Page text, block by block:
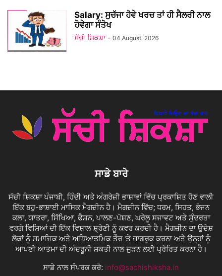
Salary: ਸੁਚੱਜਾ ਹੋਵੇ ਖਰਚ ਤਾਂ ਹੀ ਸੈਲਰੀ ਨਾਲ
ਹੋਵੇਗਾ ਸੰਤੋਖ
ਸੱਚੀ ਸ਼ਿਕਸ਼ਾ - 04 August, 2026
ਸਾਡੇ ਬਾਰੇ
ਸੱਚੀ ਸ਼ਿਕਸ਼ਾ ਪੰਜਾਬੀ, ਹਿੰਦੀ ਅਤੇ ਅੰਗਰੇਜ਼ੀ ਭਾਸ਼ਾਵਾਂ ਵਿੱਚ ਪ੍ਰਕਾਸ਼ਿਤ ਹੋਣ ਵਾਲੀ
ਇੱਕ ਬਹੁ-ਭਾਸ਼ਾਈ ਮਾਸਿਕ ਮੈਗਜ਼ੀਨ ਹੈ। ਮੈਗਜ਼ੀਨ ਵਿੱਚ; ਧਰਮ, ਸਿਹਤ, ਭੋਜਨ
ਕਲਾ, ਯਾਤਰਾ, ਸਿੱਖਿਆ, ਫੈਸ਼ਨ, ਪਾਲਣ-ਪੋਸ਼ਣ, ਘਰੇਲੂ ਸਜਾਵਟ ਅਤੇ ਸੁੰਦਰਤਾ
ਵਰਗੇ ਵਿਸ਼ਿਆਂ ਦੀ ਇੱਕ ਵਿਸ਼ਾਲ ਸ਼੍ਰੇਣੀ ਨੂੰ ਕਵਰ ਕਰਦੀ ਹੈ। ਮੈਗਜ਼ੀਨ ਦਾ ਉਦੇਸ਼
ਲੋਕਾਂ ਨੂੰ ਸਮਾਜਿਕ ਅਤੇ ਅਧਿਆਤਮਿਕ ਤੌਰ 'ਤੇ ਜਾਗਰੂਕ ਕਰਨਾ ਅਤੇ ਉਨ੍ਹਾਂ ਨੂੰ
ਆਪਣੀ ਆਤਮਾ ਦੀ ਅੰਦਰੂਨੀ ਸ਼ਕਤੀ ਨਾਲ ਜੁੜਨ ਲਈ ਪ੍ਰੇਰਿਤ ਕਰਨਾ ਹੈ।
ਸਾਡੇ ਨਾਲ ਸੰਪਰਕ ਕਰੋ: info@sachishiksha.in